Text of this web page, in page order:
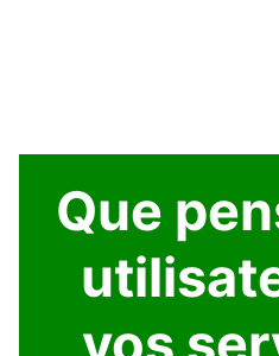
Que